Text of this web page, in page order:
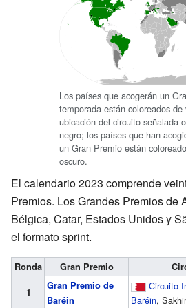
Los países que acogerán un
temporada están coloreados de
ubicación del circuito señalada
negro; los países que han
un Gran Premio están
oscuro.
El calendario 2023 comprende
Premios. Los Grandes Premios de
Bélgica, Catar, Estados Unidos y
el formato sprint.
Ronda Gran Premio
1
Gran Premio de
Baréin
Circuito
Baréin, Sakhir